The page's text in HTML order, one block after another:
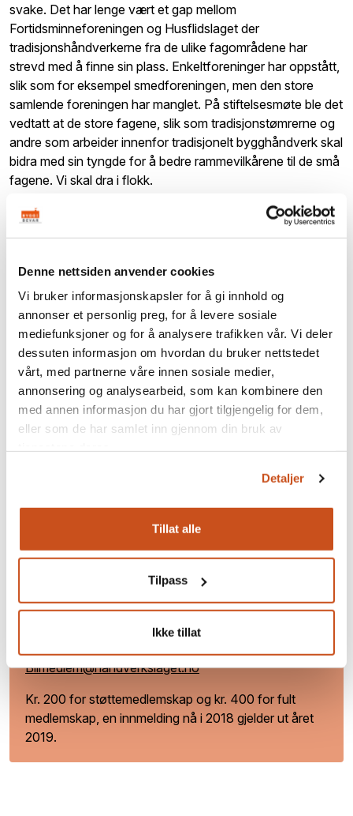
Denne nettsiden anvender cookies
Vi bruker informasjonskapsler for å gi innhold og
annonser et personlig preg, for å levere sosiale
mediefunksjoner og for å analysere trafikken vår. Vi deler
dessuten informasjon om hvordan du bruker nettstedet
vårt, med partnerne våre innen sosiale medier,
annonsering og analysearbeid, som kan kombinere den
med annen informasjon du har gjort tilgjengelig for dem,
eller som de har samlet inn gjennom din bruk av
Detaljer
Tillat alle
Tilpass
Ikke tillat
svake. Det har lenge vært et gap mellom
Fortidsminneforeningen og Husflidslaget der
tradisjonshåndverkerne fra de ulike fagområdene har
strevd med å finne sin plass. Enkeltforeninger har oppstått,
slik som for eksempel smedforeningen, men den store
samlende foreningen har manglet. På stiftelsesmøte ble det
vedtatt at de store fagene, slik som tradisjonstømrerne og
andre som arbeider innenfor tradisjonelt bygghåndverk skal
bidra med sin tyngde for å bedre rammevilkårene til de små
fagene. Vi skal dra i flokk.
Hvem kan bli medlem i Handverkslaget?
Stiftelsesmøtet har opprettet et interimsstyre som har fått
klare og formelle oppgaver som skal være på plass til et
konstituerende årsmøte, da begynner den store jobben
med å bygge opp en levedyktig forening fra bunnen. Det
avgjørende blir om den potensielle medlemsmassen får tillit
til handverkslaget og blir entusiastiske medlemmer.
Handverkslaget blir som det står i utdraget fra vedtektene
en organisasjon for utøvere, profesjonelle og amatører.
Men også for de som bare er interesserte på bakgrunn av
Bli medlem i Handverkslaget
Handverkslaget, foreningen for
tradisjonshandverkog få mer informasjon.
Ved innmelding bruk e-post:
Blimedlem@handverkslaget.no
Kr. 200 for støttemedlemskap og kr. 400 for fult
medlemskap, en innmelding nå i 2018 gjelder ut året
2019.